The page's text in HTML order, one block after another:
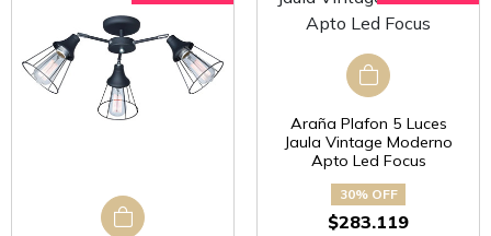
Araña Plafon 5 Luces
Jaula Vintage Moderno
Apto Led Focus
30% OFF
$283.119